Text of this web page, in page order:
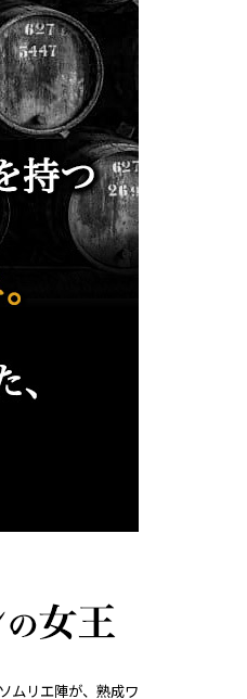
ムリエ陣が、熟成ワ